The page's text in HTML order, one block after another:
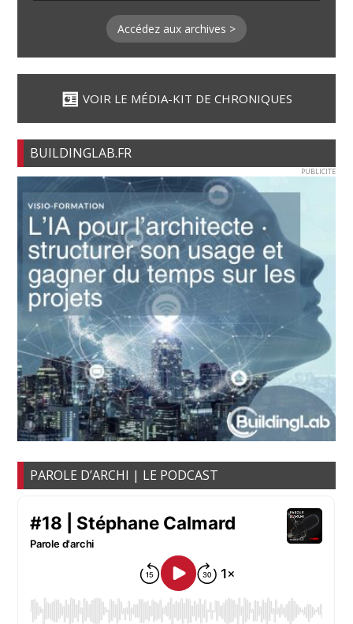
Accédez aux archives >
VOIR LE MÉDIA-KIT DE CHRONIQUES
BUILDINGLAB.FR
PUBLICITE
PAROLE D’ARCHI | LE PODCAST